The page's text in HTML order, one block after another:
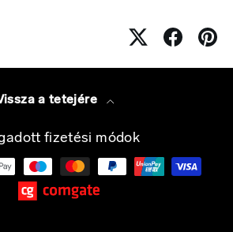
a tetejére
fizetési módok